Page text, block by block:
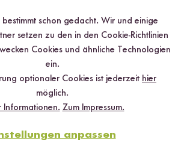
bestimmt schon gedacht. Wir und einige
setzen zu den in den Cookie-Richtlinien
Cookies und ähnliche Technologien
ein.
optionaler Cookies ist jederzeit hier
möglich.
Informationen. Zum Impressum.
anpassen